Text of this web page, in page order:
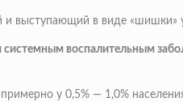
выступающий в виде «шишки»
системным воспалительным
примерно у 0,5% — 1,0%